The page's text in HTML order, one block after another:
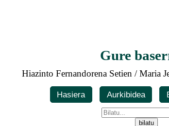
Gure
Hiazinto Fernandorena Setien / Maria
Hasiera Aurkibidea